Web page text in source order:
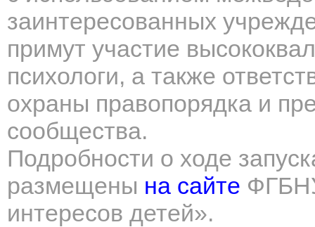
заинтересованных
примут участие
психологи, а также
охраны правопорядка и
сообщества.
Подробности о ходе
размещены на сайте
интересов детей».